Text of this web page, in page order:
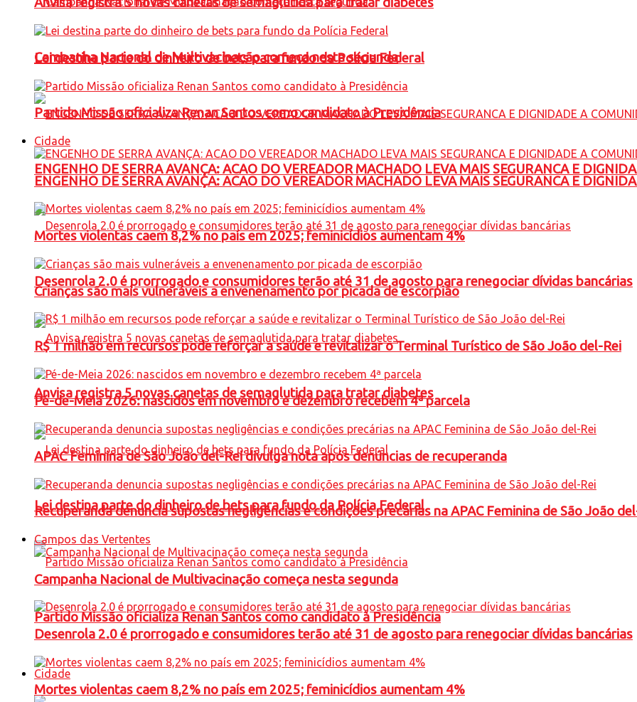
Campanha Nacional de Multivacinação começa nesta segunda
ENGENHO DE SERRA AVANÇA: ACAO DO VEREADOR MACHADO LEVA MAIS SEGURANCA E
Desenrola 2.0 é prorrogado e consumidores terão até 31 de agosto para renegociar dívidas bancárias
Anvisa registra 5 novas canetas de semaglutida para tratar diabetes
Lei destina parte do dinheiro de bets para fundo da Polícia Federal
Partido Missão oficializa Renan Santos como candidato à Presidência
Cidade
Lei destina parte do dinheiro de bets para fundo da Polícia Federal
Partido Missão oficializa Renan Santos como candidato à Presidência
Cidade
ENGENHO DE SERRA AVANÇA: ACAO DO VEREADOR MACHADO LEVA MAIS SEGURANCA E
Mortes violentas caem 8,2% no país em 2025; feminicídios aumentam 4%
Crianças são mais vulneráveis a envenenamento por picada de escorpião
R$ 1 milhão em recursos pode reforçar a saúde e revitalizar o Terminal Turístico de São João del-Rei
Pé-de-Meia 2026: nascidos em novembro e dezembro recebem 4ª parcela
APAC Feminina de São João del-Rei divulga nota após denúncias de recuperanda
Recuperanda denuncia supostas negligências e condições precárias na APAC Feminina de São João
Campos das Vertentes
Campanha Nacional de Multivacinação começa nesta segunda
Desenrola 2.0 é prorrogado e consumidores terão até 31 de agosto para renegociar dívidas bancárias
Mortes violentas caem 8,2% no país em 2025; feminicídios aumentam 4%